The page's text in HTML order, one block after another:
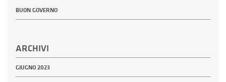
BUON GOVERNO
ARCHIVI
GIUGNO 2023